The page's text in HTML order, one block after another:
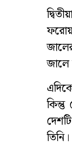
কিন্তু
তিনি।